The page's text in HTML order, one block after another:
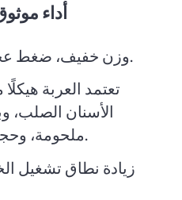
أداء
وزن خفيف، ضغط عجلة صغير، أداء موثوق.
تعتمد العربة
الأسنان الصلب،
ملحومة، وحجم صغير وخفيف الوزن.
زيادة نطاق تشغيل